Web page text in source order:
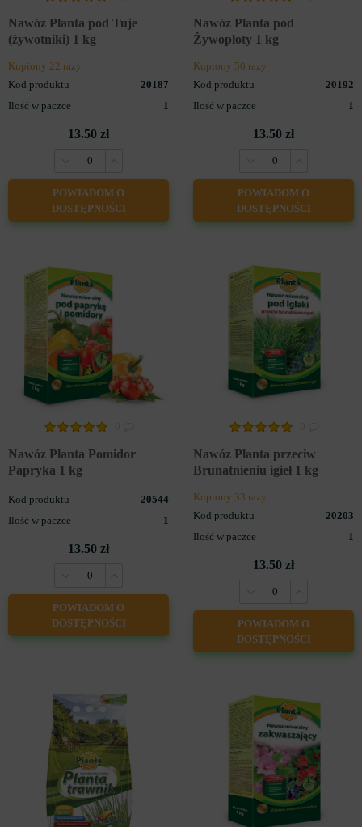
Nawóz Planta pod Tuje
(żywotniki) 1 kg
Kupiony 22 razy
Kod produktu
20187
Ilość w paczce
1
13.50 zł
POWIADOM O
DOSTĘPNOŚCI
Nawóz Planta pod
Żywopłoty 1 kg
Kupiony 50 razy
Kod produktu
20192
Ilość w paczce
1
13.50 zł
POWIADOM O
DOSTĘPNOŚCI
Nawóz Planta Pomidor
Papryka 1 kg
Kod produktu
20544
Ilość w paczce
1
13.50 zł
POWIADOM O
DOSTĘPNOŚCI
Nawóz Planta przeciw
Brunatnieniu igieł 1 kg
Kupiony 33 razy
Kod produktu
20203
Ilość w paczce
1
13.50 zł
POWIADOM O
DOSTĘPNOŚCI